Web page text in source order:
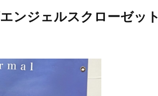
ンジェルスクローゼット